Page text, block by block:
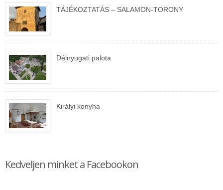
TÁJÉKOZTATÁS – SALAMON-TORONY
Délnyugati palota
Királyi konyha
Kedveljen minket a Facebookon